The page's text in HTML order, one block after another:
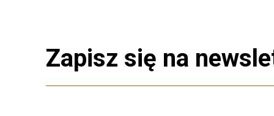
Zapisz się na